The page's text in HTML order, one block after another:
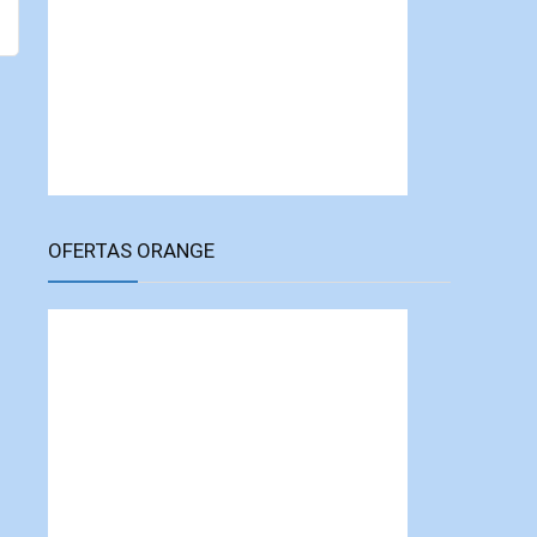
OFERTAS ORANGE